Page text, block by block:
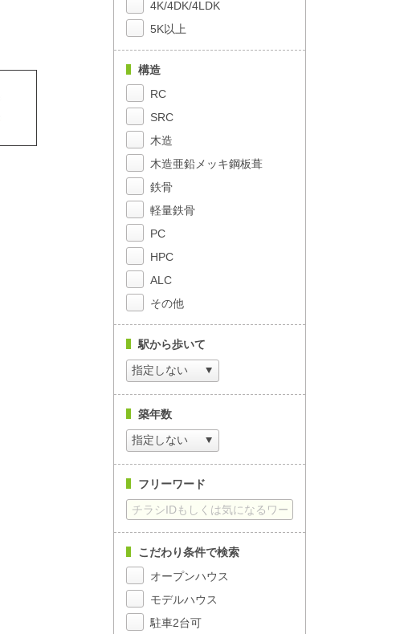
4K/4DK/4LDK
5K以上
構造
RC
SRC
木造
木造亜鉛メッキ鋼板葺
鉄骨
軽量鉄骨
PC
HPC
ALC
その他
駅から歩いて
築年数
フリーワード
こだわり条件で検索
オープンハウス
モデルハウス
駐車2台可